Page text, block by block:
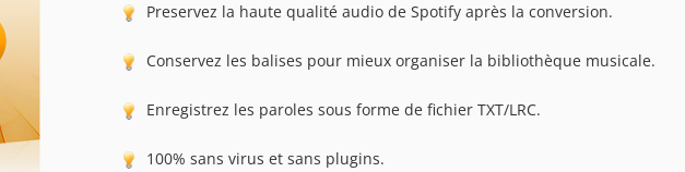
Preservez la haute qualité audio de Spotify après la conversion.
Conservez les balises pour mieux organiser la bibliothèque musicale.
Enregistrez les paroles sous forme de fichier TXT/LRC.
100% sans virus et sans plugins.